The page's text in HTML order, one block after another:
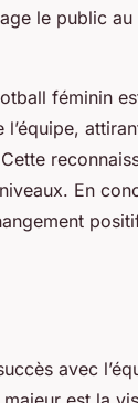
le public
féminin
En
avec